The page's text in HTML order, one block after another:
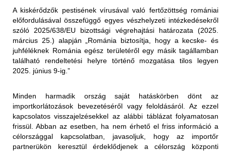
A kiskérődzők pestisének vírusával való fertőzöttség romániai
előfordulásával összefüggő egyes vészhelyzeti intézkedésekről
szóló 2025/638/EU bizottsági végrehajtási határozata (2025.
március 25.) alapján „Románia biztosítja, hogy a kecske- és
juhféléknek Románia egész területéről egy másik tagállamban
található rendeltetési helyre történő mozgatása tilos legyen
2025. június 9-ig.”
Minden harmadik ország saját hatáskörben dönt az
importkorlátozások bevezetéséről vagy feloldásáról. Az ezzel
kapcsolatos visszajelzésekkel az alábbi táblázat folyamatosan
frissül. Abban az esetben, ha nem érhető el friss információ a
célországgal kapcsolatban, javasoljuk, hogy az importőr
partnerükön keresztül érdeklődjenek a célország központi
Magyarország teljes területe (2025.01.29-én érkezett
értesítés alapján)
Korlátozott állat/ termék:
2025.01.29-től kezdődően:
Az Egyesült Királyság ideiglenes korlátozásokat
vezetett be Magyarország teljes területéről Nagy-
behozatalára. A korlátozás kiterjed:
- élő juh- és kecskék
- juhok és kecskék szaporítóanyagai (sperma,
embriók, petesejtek)
- juh- és kecsketej és nyers tejtermékek
- juh és kecske termékek személyes, utasforgalmi
"Az élő állatok, amelyekből a hús származik, az
Állategészségügyi Világszervezet (WOAH) által
elismert PPR-mentes övezetből származnak,".
vagy
"Az élő állatok, amelyekből a hús származik, a
klinikai tüneteit."
a nem hőkezelt (juh- és kecske)tej és az abból készült
termékek behozatala a nem fertőzött területekről (az első
közigazgatási egység "vármegye" szerint) megengedett,
feltéve, hogy az exportáló ország illetékes hatóságai
Korlátozott terület: